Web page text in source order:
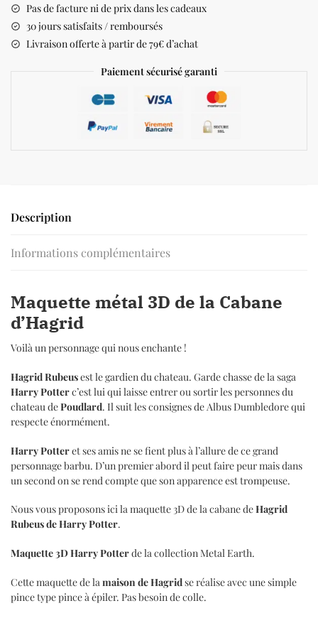
Pas de facture ni de prix dans les cadeaux
30 jours satisfaits / remboursés
Livraison offerte à partir de 79€ d’achat
Paiement sécurisé garanti
Description
Informations complémentaires
Maquette métal 3D de la Cabane
d’Hagrid
Voilà un personnage qui nous enchante !
Hagrid Rubeusest le gardien du chateau. Garde chasse de la saga
Harry Potterc’est lui qui laisse entrer ou sortir les personnes du
chateau dePoudlard. Il suit les consignes deAlbus Dumbledore qui
respecte énormément.
Harry Potteret ses amis ne se fient plus à l’allure de ce grand
personnage barbu. D’un premier abord il peut faire peur mais dans
un second on se rend compte que son apparence est trompeuse.
Nous vous proposons ici la maquette 3D de la cabane deHagrid
Rubeus de Harry Potter.
Maquette 3D Harry Potterde la collection Metal Earth.
Cette maquette de lamaison de Hagridse réalise avec une simple
pince type pince à épiler. Pas besoin de colle.